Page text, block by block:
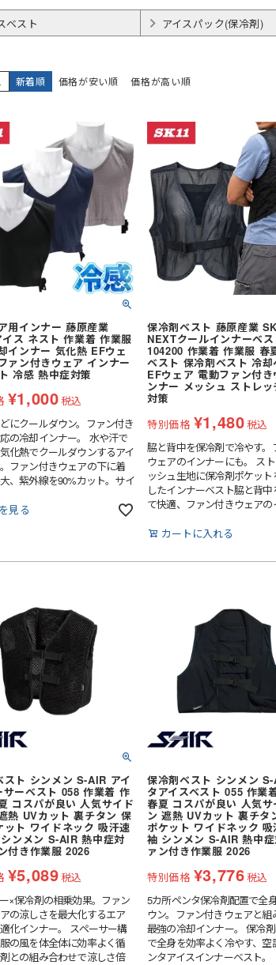
雨だれ防止溝
ベーカリー・パン屋向け
ベスト アイスパック(保冷剤)
新着順 価格が安い順 価格が高い順
用インナー 藤原産業
ス ネスト 作業着 作業服
インナー 気化熱 EFウェ
ァン付きウェア インナー
冷感 熱中症対策
¥1,000税込
にクールダウン。ファン付き
の冷却インナー。 水や汗で
化熱でクールダウンするアイ
ファン付きウェアの下に着
、紫外線を90%カット。サイ
見る
保冷剤ベスト 藤原産業
NEXTクールインナーベス
104200 作業着 作業服 春
ベスト 保冷剤ベスト 冷却
EFウェア 電動ファン付き
ンナー メッシュ ストレ
対策
特別価格 ¥1,480税込
脇と背中を保冷剤で冷やす。
ウェアのインナーにも。 ス
ッシュ生地に保冷剤ポケット
したインナーベスト脇と背中
て快適、ファン付きウェアの
カートに入れる
スト シンメン S-AIR アイ
サーベスト 058 作業着 作
コスパが良い 人気サイド
熱 UVカット 裏チタン 保
ット ワイドネック 吸汗速
ンメン S-AIR 熱中症対
付き作業服 2026
¥5,089税込
×保冷剤の相乗効果。ファン
の涼しさを最大化するエア
化インナー。 スペーサー構
の風を体全体に効率よく循
との組み合わせで涼しさ倍
保冷剤ベスト シンメン
タアイスベスト 055 作業
春夏 コスパが良い 人気サ
ン 遮熱 UVカット 裏チタ
ポケット ワイドネック
袖 シンメン S-AIR 熱中
ァン付き作業服 2026
特別価格 ¥3,776税込
5カ所ペンタ保冷剤配置で全
ウン。ファン付きウェアと組
最強の冷却インナー。 保冷
で全身を効率よく冷やす、空
ンタアイスインナーベスト。
年) ジャケット
(秋冬・通年) パンツ・スラック
年) 上下セット
(秋冬・通年) デニム作業着
年) つなぎ
(秋冬・通年) サロペット
電熱ウェア
夏作業服
(春夏) ジャケット
ム作業着
(春夏) つなぎ・サロペット
ガーデンウェア
レディース
服服 (ファン・バッテリー)・アイスベスト
空調ブルゾン (半袖)
ン (長袖)
空調パンツ
ロペット
フルハーネス対応
ファン
ツ・Tシャツ・アロハシャツ等
(半袖)
ポロシャツ (長袖)
Tシャツ (長袖)
クシャツ (長袖)
ナー
クス
インナー
ダーウェア
(通年) 半袖シャツ
イツ・スパッツ (ロン
(通年) ソックス
ナー (冬用) 防寒ソックス
ラー・アームカバー等 (小物類)
中症対策グッズ
ネッククーラー・クールバンド
ー
ップ
ップ
防寒ウォーマー
安全服
視認性安全服
安全ベスト
有ズボン
便利グッズ
パー
防寒つなぎ
防寒スーツ（上下セット）
ー
ト (工事用・乗車用等)
ザータイプ
シールドヘルメット
(つばなし)
野球帽タイプ
乗車兼用 (自転車・バイク)
タイプ
熱中症対策ヘルメット
学童・幼児用
関連商品
紐
ライナー (スチロール)
体)
シールド・バイザー
ステッカー
ェイスシールド)
保護面・ゴーグル
ーム用品
保護帽収納用品
グッズ
作業靴
タイプ
スニーカータイプ
・短靴タイプ
地下足袋
長靴・ロング
長靴・ゴム長・レインブーツ
ーズ (室内履き)
インソール
ューズ
紳士靴
ェア
オーバーオール・サロペット
ぶり
レインコート
ーズ
レインスーツ（上下セット）
ト
上着・ジャケット
期が早い墜落静止用
格対応)
ハーネス型 (1丁掛け 第1種)
(1丁掛け 第2種)
ハーネス型 (2丁掛け 第1種)
具
レーザー保護メガネ